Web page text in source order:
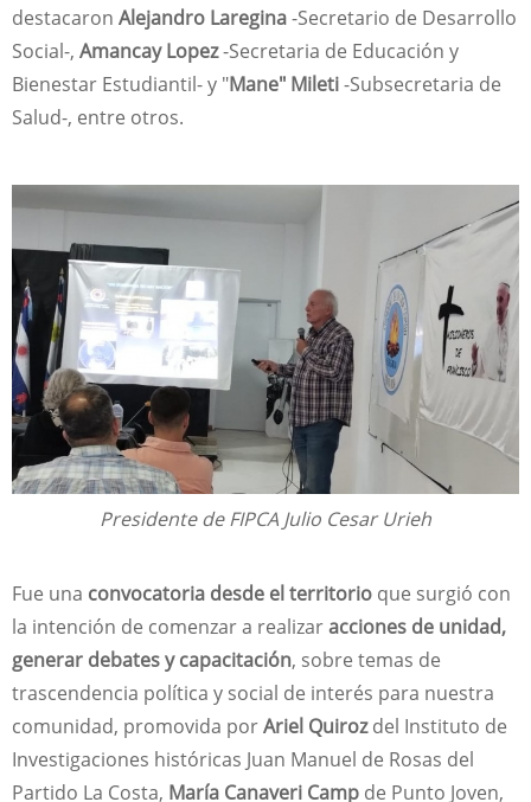
destacaron Alejandro Laregina-Secretario de Desarrollo
Social-, Amancay Lopez-Secretaria de Educación y
Bienestar Estudiantil- y "Mane" Mileti-Subsecretaria de
Salud-, entre otros.
Presidente de FIPCA Julio Cesar Urieh
Fue una convocatoria desde el territorio que surgió con
la intención de comenzar a realizaracciones de unidad,
generar debates y capacitación, sobre temas de
trascendencia política y social de interés para nuestra
comunidad, promovida porAriel Quirozdel Instituto de
Investigaciones históricas Juan Manuel de Rosas del
Partido La Costa, María Canaveri Camp de Punto Joven,